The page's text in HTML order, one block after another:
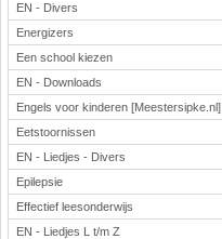
EN - Divers
Energizers
Een school kiezen
EN - Downloads
Engels voor kinderen [Meestersipke.nl]
Eetstoornissen
EN - Liedjes - Divers
Epilepsie
Effectief leesonderwijs
EN - Liedjes L t/m Z